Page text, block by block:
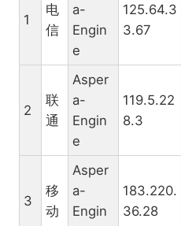
1
电
信
a-
Engin
e
125.64.3
3.67
2
联
通
Asper
a-
Engin
e
119.5.22
8.3
3
移
动
Asper
a-
Engin
183.220.
36.28